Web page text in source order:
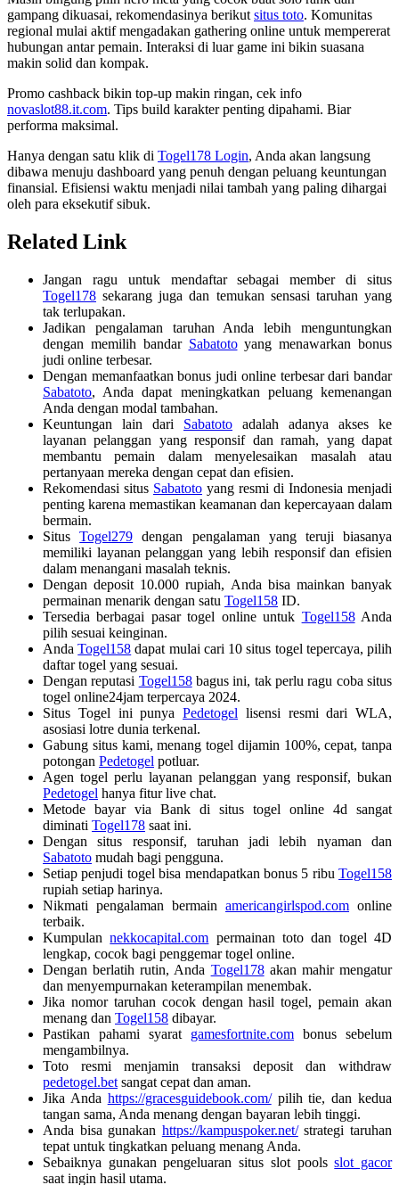
gampang dikuasai, rekomendasinya berikut situs toto. Komunitas
regional mulai aktif mengadakan gathering online untuk mempererat
hubungan antar pemain. Interaksi di luar game ini bikin suasana
makin solid dan kompak.
Promo cashback bikin top-up makin ringan, cek info
novaslot88.it.com. Tips build karakter penting dipahami. Biar
performa maksimal.
Hanya dengan satu klik di Togel178 Login, Anda akan langsung
dibawa menuju dashboard yang penuh dengan peluang keuntungan
finansial. Efisiensi waktu menjadi nilai tambah yang paling dihargai
oleh para eksekutif sibuk.
Related Link
Jangan ragu untuk mendaftar sebagai member di situs
Togel178 sekarang juga dan temukan sensasi taruhan yang
tak terlupakan.
Jadikan pengalaman taruhan Anda lebih menguntungkan
dengan memilih bandar Sabatotoyang menawarkan bonus
judi online terbesar.
Dengan memanfaatkan bonus judi online terbesar dari bandar
Sabatoto, Anda dapat meningkatkan peluang kemenangan
Anda dengan modal tambahan.
Keuntungan lain dari Sabatoto adalah adanya akses ke
layanan pelanggan yang responsif dan ramah, yang dapat
membantu pemain dalam menyelesaikan masalah atau
pertanyaan mereka dengan cepat dan efisien.
Rekomendasi situs Sabatoto yang resmi di Indonesia menjadi
penting karena memastikan keamanan dan kepercayaan dalam
bermain.
SitusTogel279 dengan pengalaman yang teruji biasanya
memiliki layanan pelanggan yang lebih responsif dan efisien
dalam menangani masalah teknis.
Dengan deposit 10.000 rupiah, Anda bisa mainkan banyak
permainan menarik dengan satu Togel158 ID.
Tersedia berbagai pasar togel online untuk Togel158Anda
pilih sesuai keinginan.
AndaTogel158 dapat mulai cari 10 situs togel tepercaya, pilih
daftar togel yang sesuai.
Dengan reputasi Togel158bagus ini, tak perlu ragu coba situs
togel online24jam terpercaya 2024.
Situs Togel ini punya Pedetogel lisensi resmi dari WLA,
asosiasi lotre dunia terkenal.
Gabung situs kami, menang togel dijamin 100%, cepat, tanpa
potongan Pedetogel potluar.
Agen togel perlu layanan pelanggan yang responsif, bukan
Pedetogel hanya fitur live chat.
Metode bayar via Bank di situs togel online 4d sangat
diminati Togel178 saat ini.
Dengan situs responsif, taruhan jadi lebih nyaman dan
Sabatoto mudah bagi pengguna.
Setiap penjudi togel bisa mendapatkan bonus 5 ribu Togel158
rupiah setiap harinya.
Nikmati pengalaman bermain americangirlspod.com online
terbaik.
Kumpulannekkocapital.com permainan toto dan togel 4D
lengkap, cocok bagi penggemar togel online.
Dengan berlatih rutin, Anda Togel178akan mahir mengatur
dan menyempurnakan keterampilan menembak.
Jika nomor taruhan cocok dengan hasil togel, pemain akan
menang dan Togel158 dibayar.
Pastikan pahami syarat gamesfortnite.com bonus sebelum
mengambilnya.
Toto resmi menjamin transaksi deposit dan withdraw
pedetogel.bet sangat cepat dan aman.
Jika Anda https://gracesguidebook.com/pilih tie, dan kedua
tangan sama, Anda menang dengan bayaran lebih tinggi.
Anda bisa gunakan https://kampuspoker.net/strategi taruhan
tepat untuk tingkatkan peluang menang Anda.
Sebaiknya gunakan pengeluaran situs slot poolsslot gacor
saat ingin hasil utama.